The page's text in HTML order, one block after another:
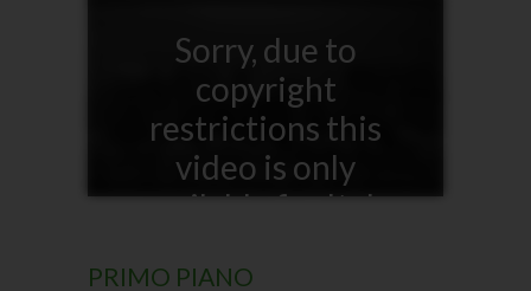
Sorry, due to
copyright
restrictions this
video is only
available for Italy
PRIMO PIANO